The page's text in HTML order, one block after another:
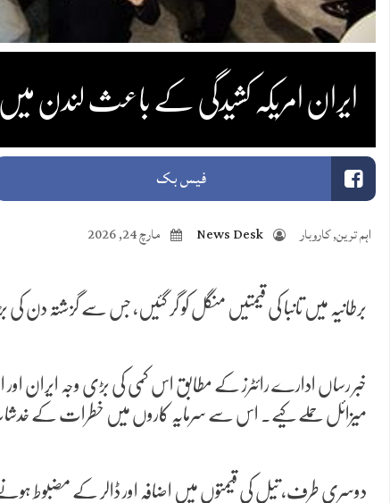
ایران امریکہ کشیدگی کے باعث لندن میں
فیس بک
اہم ترین,کاروبار News Desk مارچ 24, 2026
برطانیہ میں تانبا کی قیمتیں منگل کو گر گئیں، جس سے گزشتہ دن کی بڑھوتری کا زیادہ تر
خبر رساں ادارے رائٹرز کے مطابق اس کمی کی بڑی وجہ ایران
میزائل حملے کیے۔ اس سے سرمایہ کاروں میں خطرات کے خدشات
دوسری طرف، تیل کی قیمتوں میں اضافہ اور ڈالر کے مضبوط